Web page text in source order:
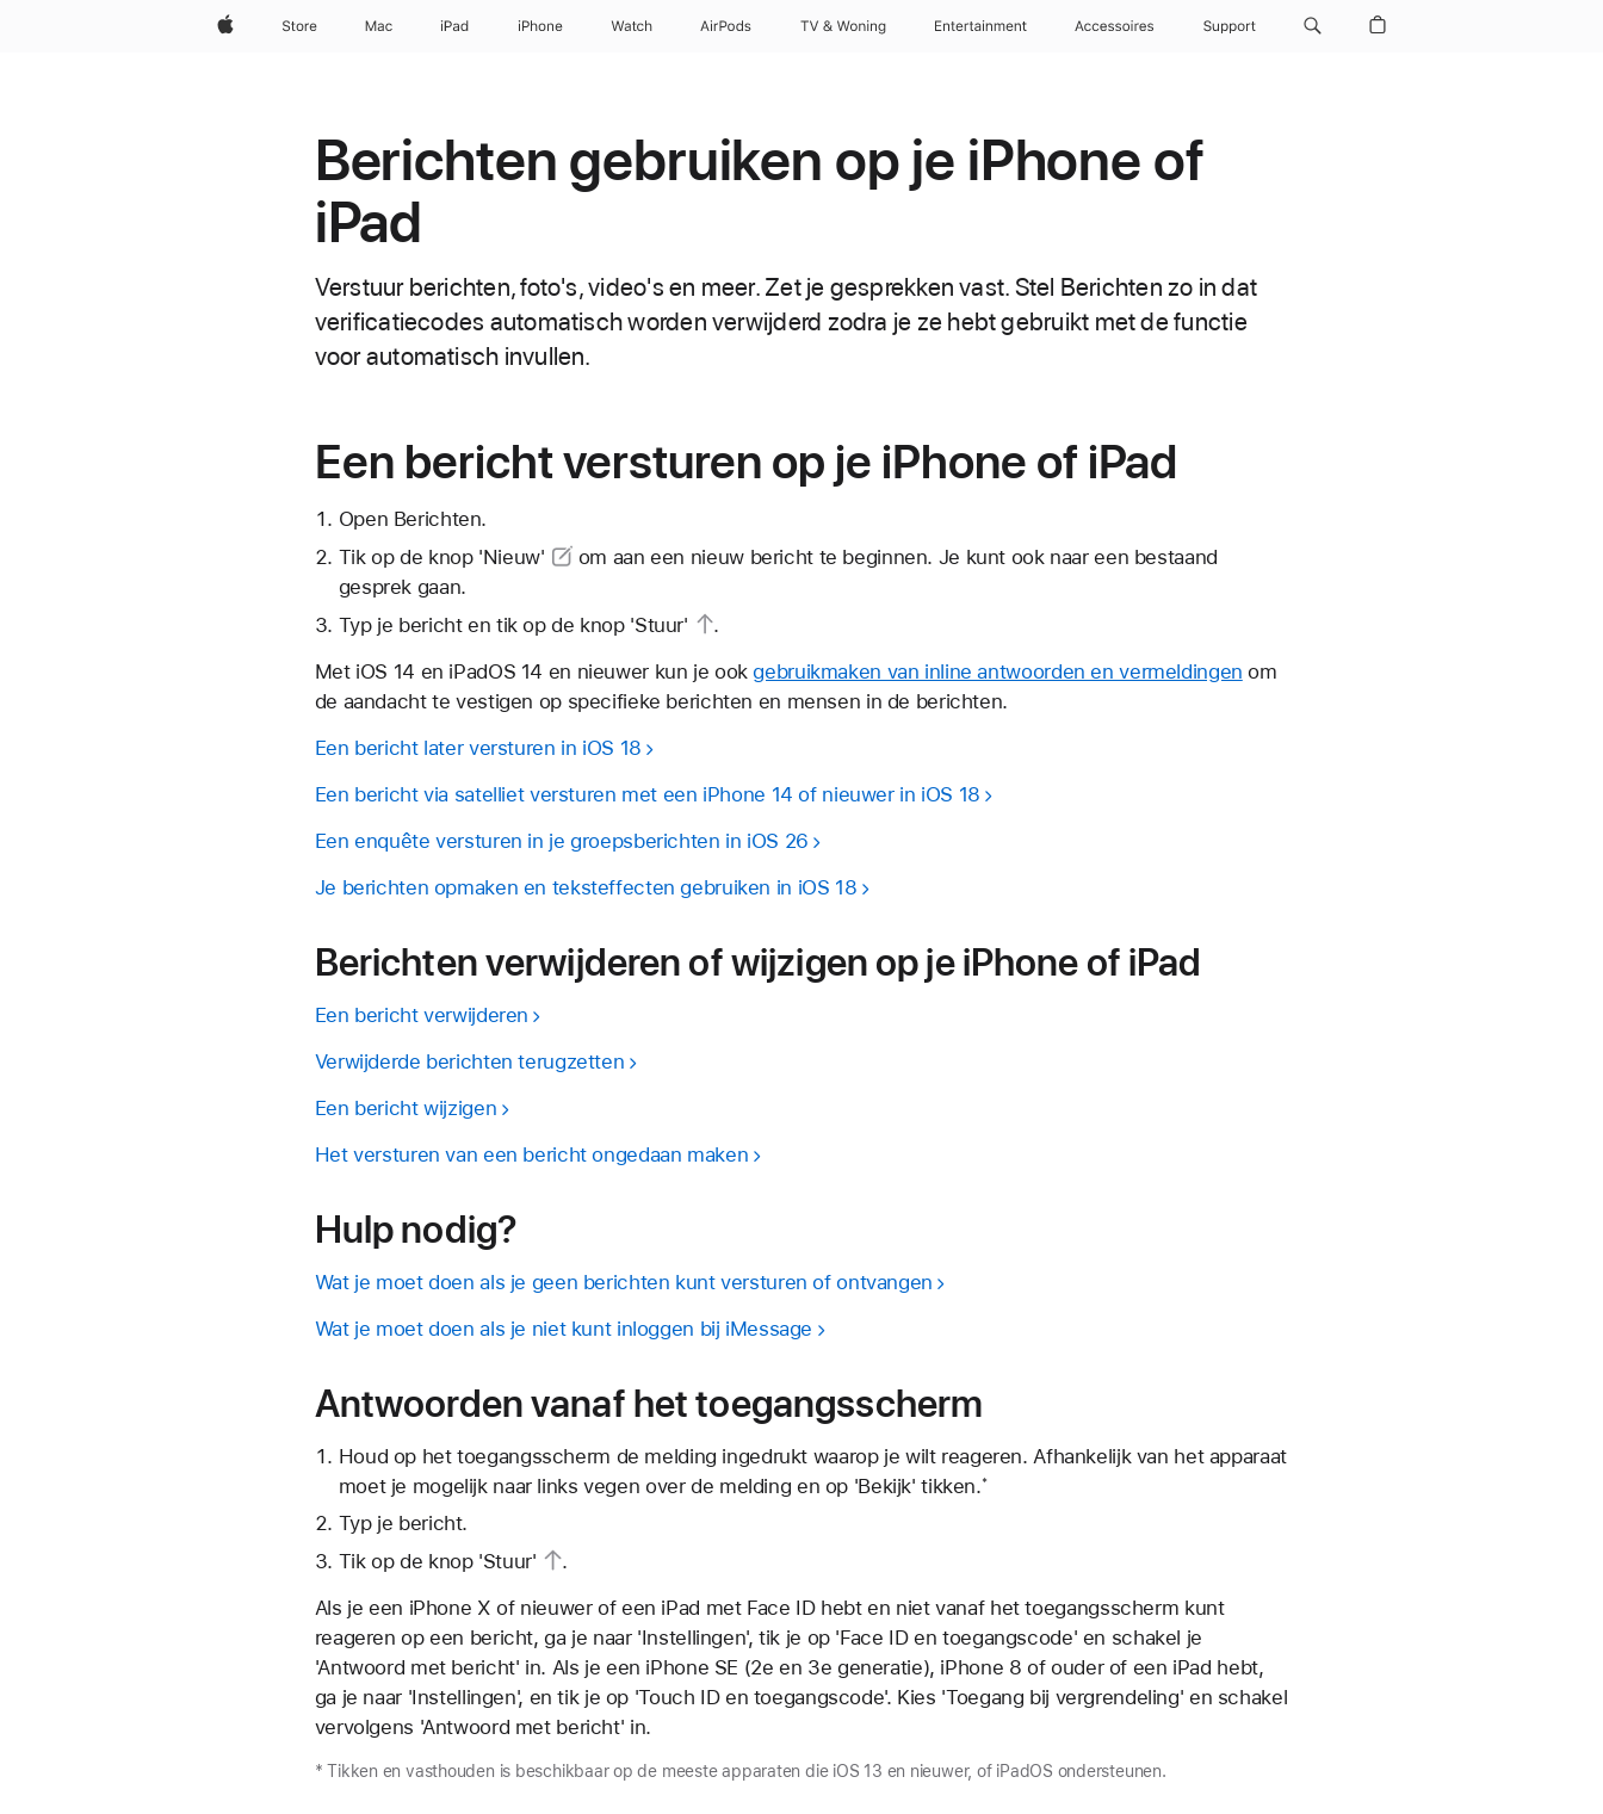
AppleStore Mac iPad iPhone Watch AirPods TV & Woning Entertainment Accessoires Support
Berichten gebruiken op je iPhone of
iPad
Verstuur berichten, foto's, video's en meer. Zet je gesprekken vast. Stel Berichten zo in dat
verificatiecodes automatisch worden verwijderd zodra je ze hebt gebruikt met de functie
voor automatisch invullen.
Een bericht versturen op je iPhone of iPad
Open Berichten.
Tik op de knop 'Nieuw'
om aan een nieuw bericht te beginnen. Je kunt ook naar een bestaand
gesprek gaan.
Typ je bericht en tik op de knop 'Stuur'
.
Met iOS 14 en iPadOS 14 en nieuwer kun je ookgebruikmaken van inline antwoorden en vermeldingen om
de aandacht te vestigen op specifieke berichten en mensen in de berichten.
Een bericht later versturen in iOS 18
Een bericht via satelliet versturen met een iPhone 14 of nieuwer in iOS 18
Een enquête versturen in je groepsberichten in iOS 26
Je berichten opmaken en teksteffecten gebruiken in iOS 18
Berichten verwijderen of wijzigen op je iPhone of iPad
Een bericht verwijderen
Verwijderde berichten terugzetten
Een bericht wijzigen
Het versturen van een bericht ongedaan maken
Hulp nodig?
Wat je moet doen als je geen berichten kunt versturen of ontvangen
Wat je moet doen als je niet kunt inloggen bij iMessage
Antwoorden vanaf het toegangsscherm
Houd op het toegangsscherm de melding ingedrukt waarop je wilt reageren. Afhankelijk van het apparaat
moet je mogelijk naar links vegen over de melding en op 'Bekijk' tikken.*
Typ je bericht.
Tik op de knop 'Stuur'
.
Als je een iPhone X of nieuwer of een iPad met Face ID hebt en niet vanaf het toegangsscherm kunt
reageren op een bericht, ga je naar 'Instellingen', tik je op 'Face ID en toegangscode' en schakel je
'Antwoord met bericht' in. Als je een iPhone SE (2e en 3e generatie), iPhone 8 of ouder of een iPad hebt,
ga je naar 'Instellingen', en tik je op 'Touch ID en toegangscode'. Kies 'Toegang bij vergrendeling' en schakel
vervolgens 'Antwoord met bericht' in.
* Tikken en vasthouden is beschikbaar op de meeste apparaten die iOS 13 en nieuwer, of iPadOS ondersteunen.